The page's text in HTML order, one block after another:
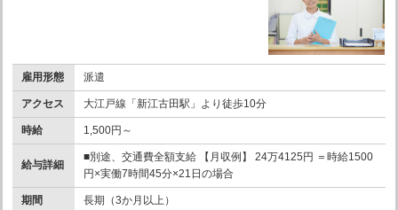
雇用形態 派遣
アクセス 大江戸線「新江古田駅」より徒歩10分
時給 1,500円～
給与詳細
■別途、交通費全額支給 【月収例】 24万4125円 ＝時給1500
円×実働7時間45分×21日の場合
期間 長期（3か月以上）